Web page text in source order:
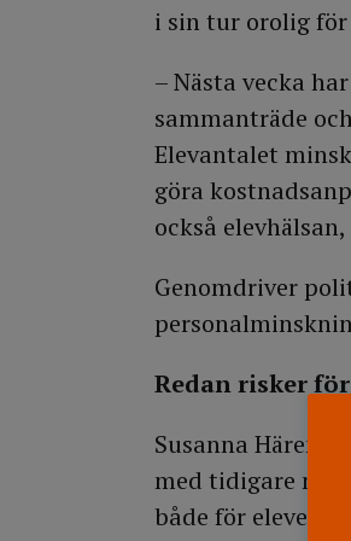
i sin tur orolig för
– Nästa vecka
sammanträde
Elevantalet
göra
också
Genomdriver
Redan risker
Susanna
med tidigare
både för elever